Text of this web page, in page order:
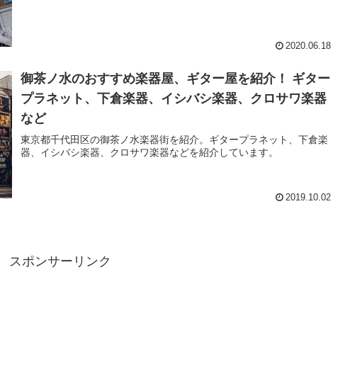
2020.06.18
御茶ノ水のおすすめ楽器屋、ギター屋を紹介！ ギター
プラネット、下倉楽器、イシバシ楽器、クロサワ楽器
など
東京都千代田区の御茶ノ水楽器街を紹介。ギタープラネット、下倉楽
器、イシバシ楽器、クロサワ楽器などを紹介しています。
2019.10.02
スポンサーリンク